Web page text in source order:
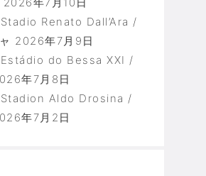
Renato Dall’Ara /
2026年7月9日
Estádio do Bessa XXI /
年7月8日
Stadion Aldo Drosina /
年7月2日